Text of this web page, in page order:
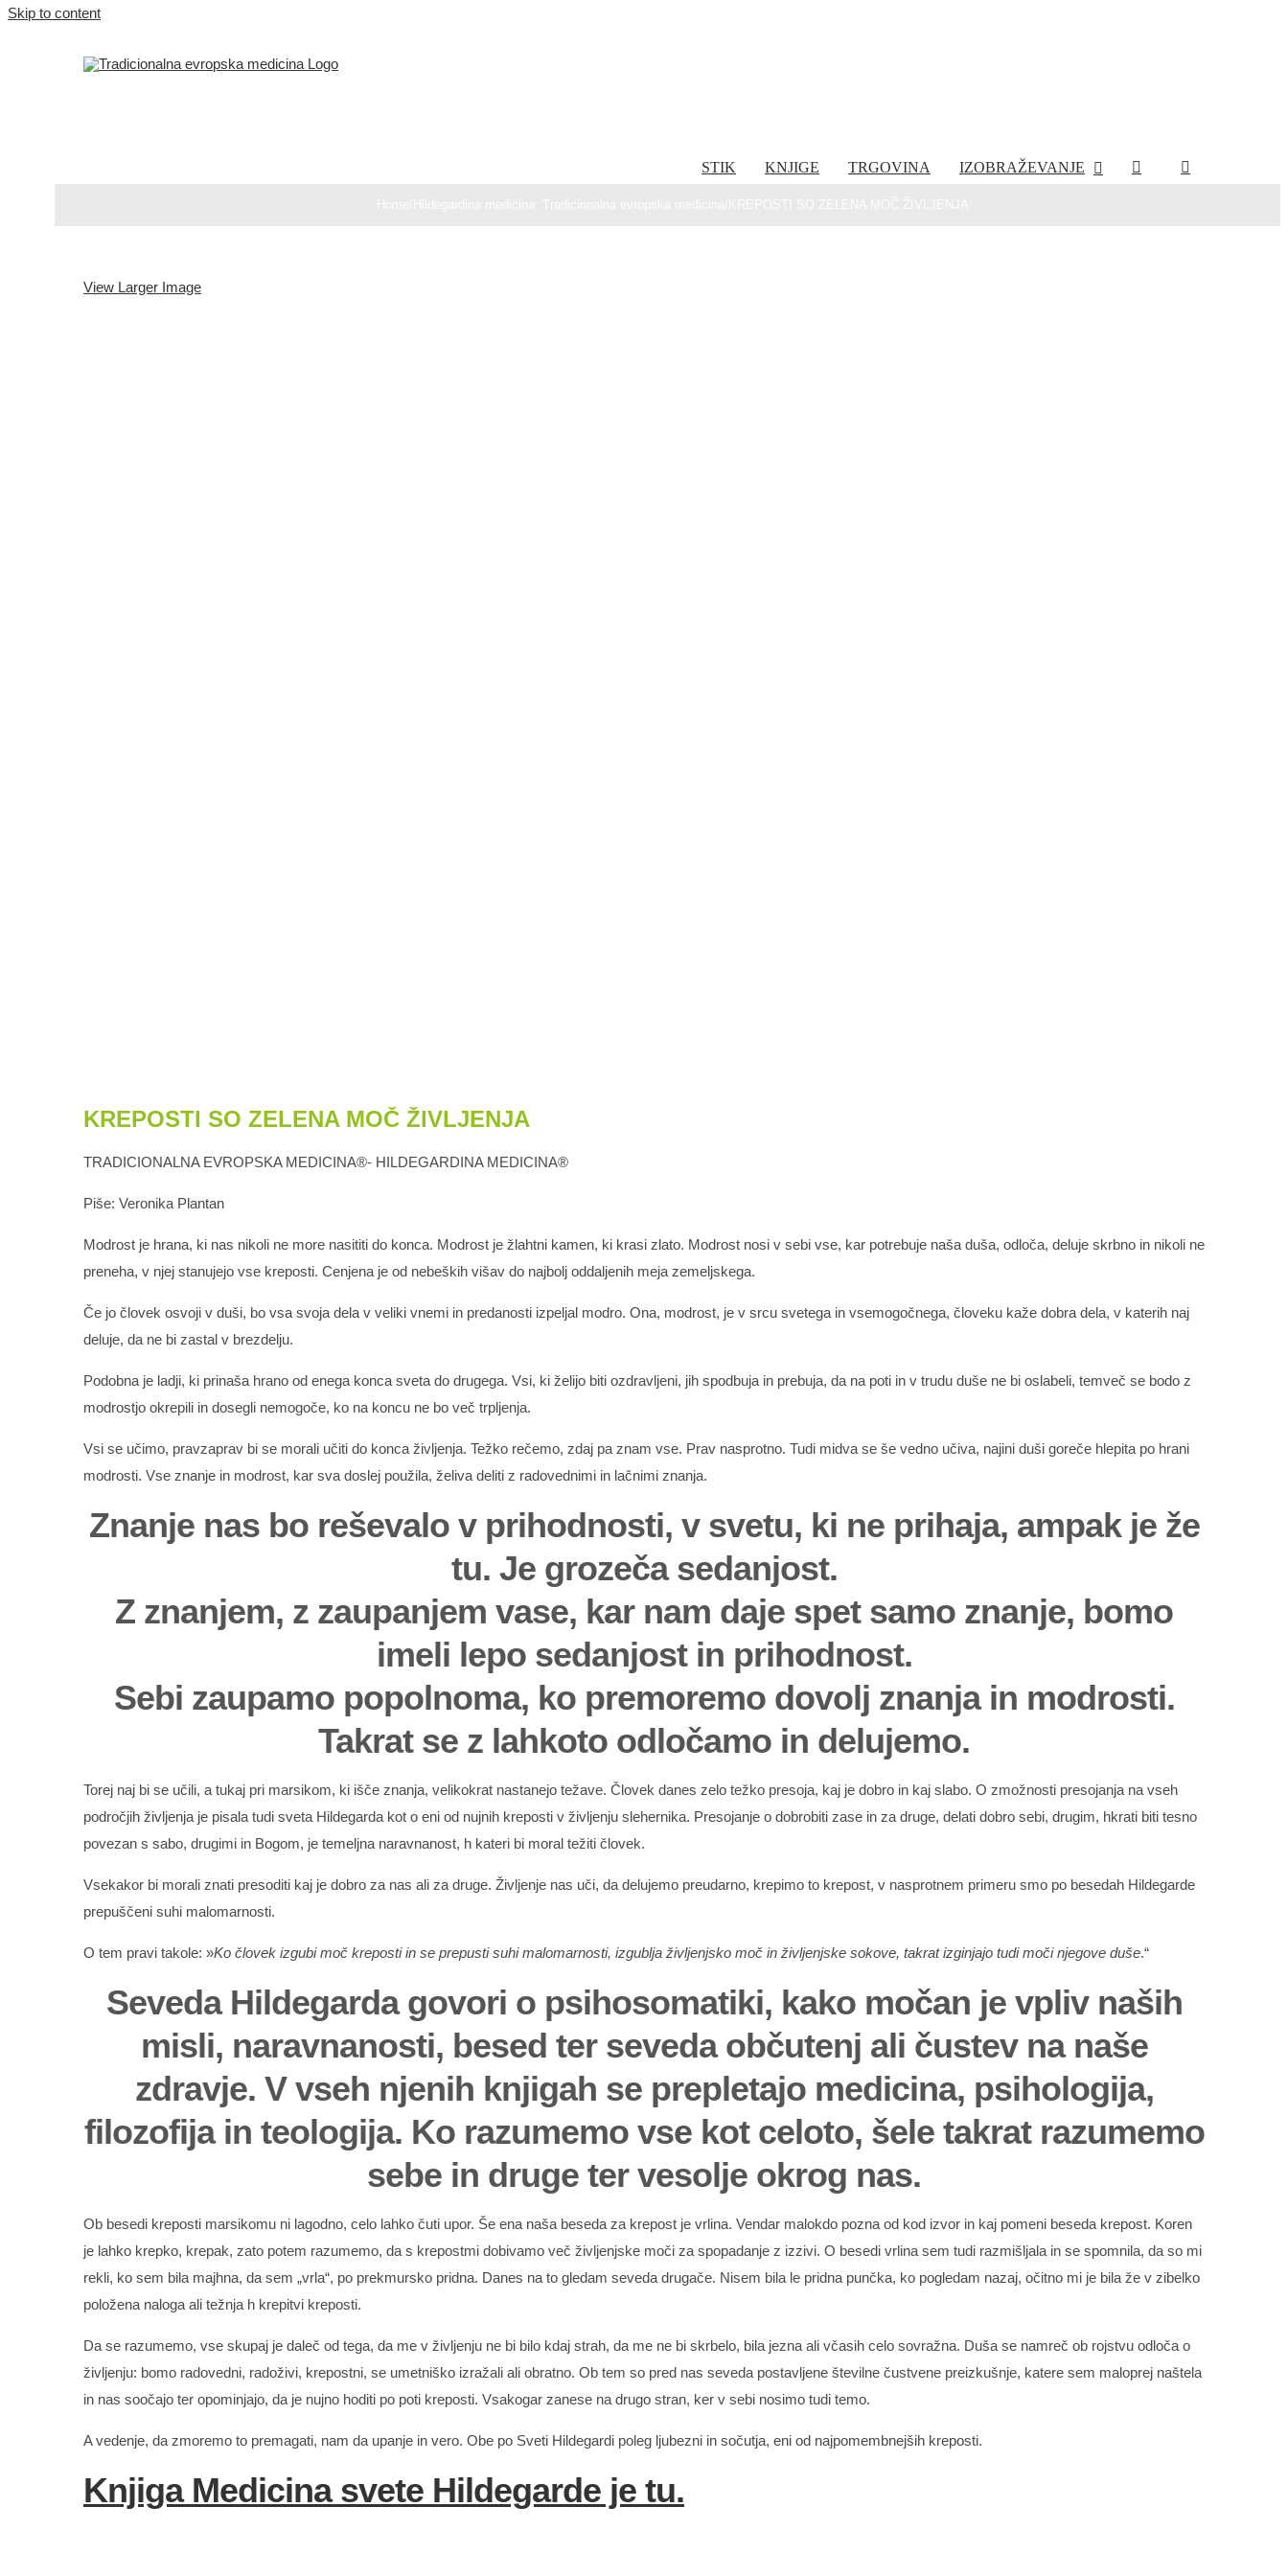
Skip to content
STIK KNJIGE TRGOVINA IZOBRAŽEVANJE
View Larger Image
KREPOSTI SO ZELENA MOČ ŽIVLJENJA
TRADICIONALNA EVROPSKA MEDICINA®- HILDEGARDINA MEDICINA®
Piše: Veronika Plantan
Modrost je hrana, ki nas nikoli ne more nasititi do konca. Modrost je žlahtni kamen, ki krasi zlato. Modrost nosi v sebi vse, kar potrebuje naša duša, odloča, deluje skrbno in nikoli ne
preneha, v njej stanujejo vse kreposti. Cenjena je od nebeških višav do najbolj oddaljenih meja zemeljskega.
Če jo človek osvoji v duši, bo vsa svoja dela v veliki vnemi in predanosti izpeljal modro. Ona, modrost, je v srcu svetega in vsemogočnega, človeku kaže dobra dela, v katerih naj
deluje, da ne bi zastal v brezdelju.
Podobna je ladji, ki prinaša hrano od enega konca sveta do drugega. Vsi, ki želijo biti ozdravljeni, jih spodbuja in prebuja, da na poti in v trudu duše ne bi oslabeli, temveč se bodo z
modrostjo okrepili in dosegli nemogoče, ko na koncu ne bo več trpljenja.
Vsi se učimo, pravzaprav bi se morali učiti do konca življenja. Težko rečemo, zdaj pa znam vse. Prav nasprotno. Tudi midva se še vedno učiva, najini duši goreče hlepita po hrani
modrosti. Vse znanje in modrost, kar sva doslej použila, želiva deliti z radovednimi in lačnimi znanja.
Znanje nas bo reševalo v prihodnosti, v svetu, ki ne prihaja, ampak je že
tu. Je grozeča sedanjost.
Z znanjem, z zaupanjem vase, kar nam daje spet samo znanje, bomo
imeli lepo sedanjost in prihodnost.
Sebi zaupamo popolnoma, ko premoremo dovolj znanja in modrosti.
Takrat se z lahkoto odločamo in delujemo.
Torej naj bi se učili, a tukaj pri marsikom, ki išče znanja, velikokrat nastanejo težave. Človek danes zelo težko presoja, kaj je dobro in kaj slabo. O zmožnosti presojanja na vseh
področjih življenja je pisala tudi sveta Hildegarda kot o eni od nujnih kreposti v življenju slehernika. Presojanje o dobrobiti zase in za druge, delati dobro sebi, drugim, hkrati biti tesno
povezan s sabo, drugimi in Bogom, je temeljna naravnanost, h kateri bi moral težiti človek.
Vsekakor bi morali znati presoditi kaj je dobro za nas ali za druge. Življenje nas uči, da delujemo preudarno, krepimo to krepost, v nasprotnem primeru smo po besedah Hildegarde
prepuščeni suhi malomarnosti.
O tem pravi takole: »Ko človek izgubi moč kreposti in se prepusti suhi malomarnosti, izgublja življenjsko moč in življenjske sokove, takrat izginjajo tudi moči njegove duše.“
Seveda Hildegarda govori o psihosomatiki, kako močan je vpliv naših
misli, naravnanosti, besed ter seveda občutenj ali čustev na naše
zdravje. V vseh njenih knjigah se prepletajo medicina, psihologija,
filozofija in teologija. Ko razumemo vse kot celoto, šele takrat razumemo
sebe in druge ter vesolje okrog nas.
Ob besedi kreposti marsikomu ni lagodno, celo lahko čuti upor. Še ena naša beseda za krepost je vrlina. Vendar malokdo pozna od kod izvor in kaj pomeni beseda krepost. Koren
je lahko krepko, krepak, zato potem razumemo, da s krepostmi dobivamo več življenjske moči za spopadanje z izzivi. O besedi vrlina sem tudi razmišljala in se spomnila, da so mi
rekli, ko sem bila majhna, da sem „vrla“, po prekmursko pridna. Danes na to gledam seveda drugače. Nisem bila le pridna punčka, ko pogledam nazaj, očitno mi je bila že v zibelko
položena naloga ali težnja h krepitvi kreposti.
Da se razumemo, vse skupaj je daleč od tega, da me v življenju ne bi bilo kdaj strah, da me ne bi skrbelo, bila jezna ali včasih celo sovražna. Duša se namreč ob rojstvu odloča o
življenju: bomo radovedni, radoživi, krepostni, se umetniško izražali ali obratno. Ob tem so pred nas seveda postavljene številne čustvene preizkušnje, katere sem maloprej naštela
in nas soočajo ter opominjajo, da je nujno hoditi po poti kreposti. Vsakogar zanese na drugo stran, ker v sebi nosimo tudi temo.
A vedenje, da zmoremo to premagati, nam da upanje in vero. Obe po Sveti Hildegardi poleg ljubezni in sočutja, eni od najpomembnejših kreposti.
Knjiga Medicina svete Hildegarde je tu.